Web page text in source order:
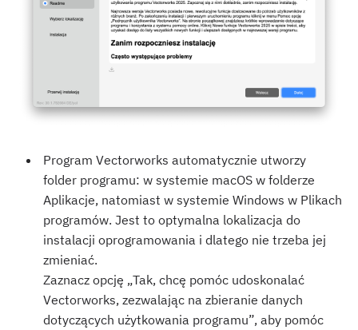
Program Vectorworks automatycznie utworzy
folder programu: w systemie macOS w folderze
Aplikacje, natomiast w systemie Windows w Plikach
programów. Jest to optymalna lokalizacja do
instalacji oprogramowania i dlatego nie trzeba jej
zmieniać.
Zaznacz opcję „Tak, chcę pomóc udoskonalać
Vectorworks, zezwalając na zbieranie danych
dotyczących użytkowania programu”, aby pomóc